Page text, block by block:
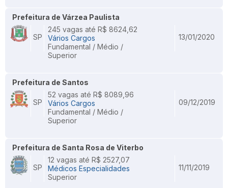
Prefeitura de Várzea Paulista
SP
245 vagas até R$ 8624,62
Vários Cargos
Fundamental / Médio /
Superior
13/01/2020
Prefeitura de Santos
SP
52 vagas até R$ 8089,96
Vários Cargos
Fundamental / Médio /
Superior
09/12/2019
Prefeitura de Santa Rosa de Viterbo
SP
12 vagas até R$ 2527,07
Médicos Especialidades
Superior
11/11/2019